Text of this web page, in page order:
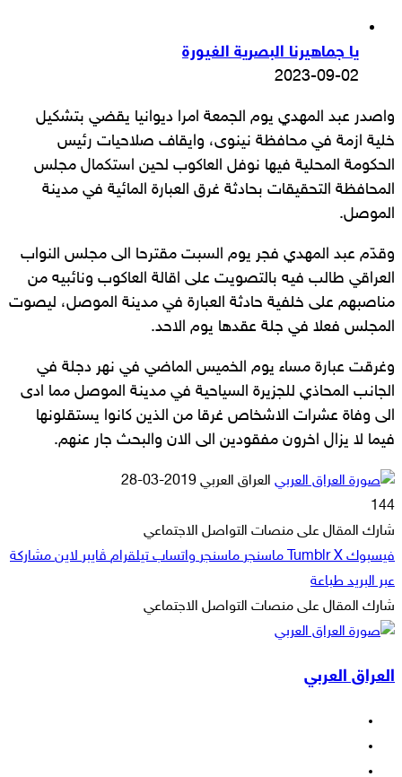
يا جماهيرنا البصرية الغيورة
2023-09-02
واصدر عبد المهدي يوم الجمعة امرا ديوانيا يقضي بتشكيل
خلية ازمة في محافظة نينوى، وايقاف صلاحيات رئيس
الحكومة المحلية فيها نوفل العاكوب لحين استكمال مجلس
المحافظة التحقيقات بحادثة غرق العبارة المائية في مدينة
الموصل.
وقدّم عبد المهدي فجر يوم السبت مقترحا الى مجلس النواب
العراقي طالب فيه بالتصويت على اقالة العاكوب ونائبيه من
مناصبهم على خلفية حادثة العبارة في مدينة الموصل، ليصوت
المجلس فعلا في جلة عقدها يوم الاحد.
وغرقت عبارة مساء يوم الخميس الماضي في نهر دجلة في
الجانب المحاذي للجزيرة السياحية في مدينة الموصل مما ادى
الى وفاة عشرات الاشخاص غرقا من الذين كانوا يستقلونها
فيما لا يزال اخرون مفقودين الى الان والبحث جار عنهم.
العراق العربي أرسل
إلكترونيا
2019-03-28
144
شارك المقال على منصات التواصل الاجتماعي
فيسبوك ‫X ماسنجر ماسنجر واتساب تيلقرام ڤايبر لاين مشاركة
عبر البريد طباعة
شارك المقال على منصات التواصل الاجتماعي
فيسبوك
‫X
ماسنجر
ماسنجر
واتساب
تيلقرام
ڤايبر
لاين
مشاركة
البريد
طباعة
العراق العربي